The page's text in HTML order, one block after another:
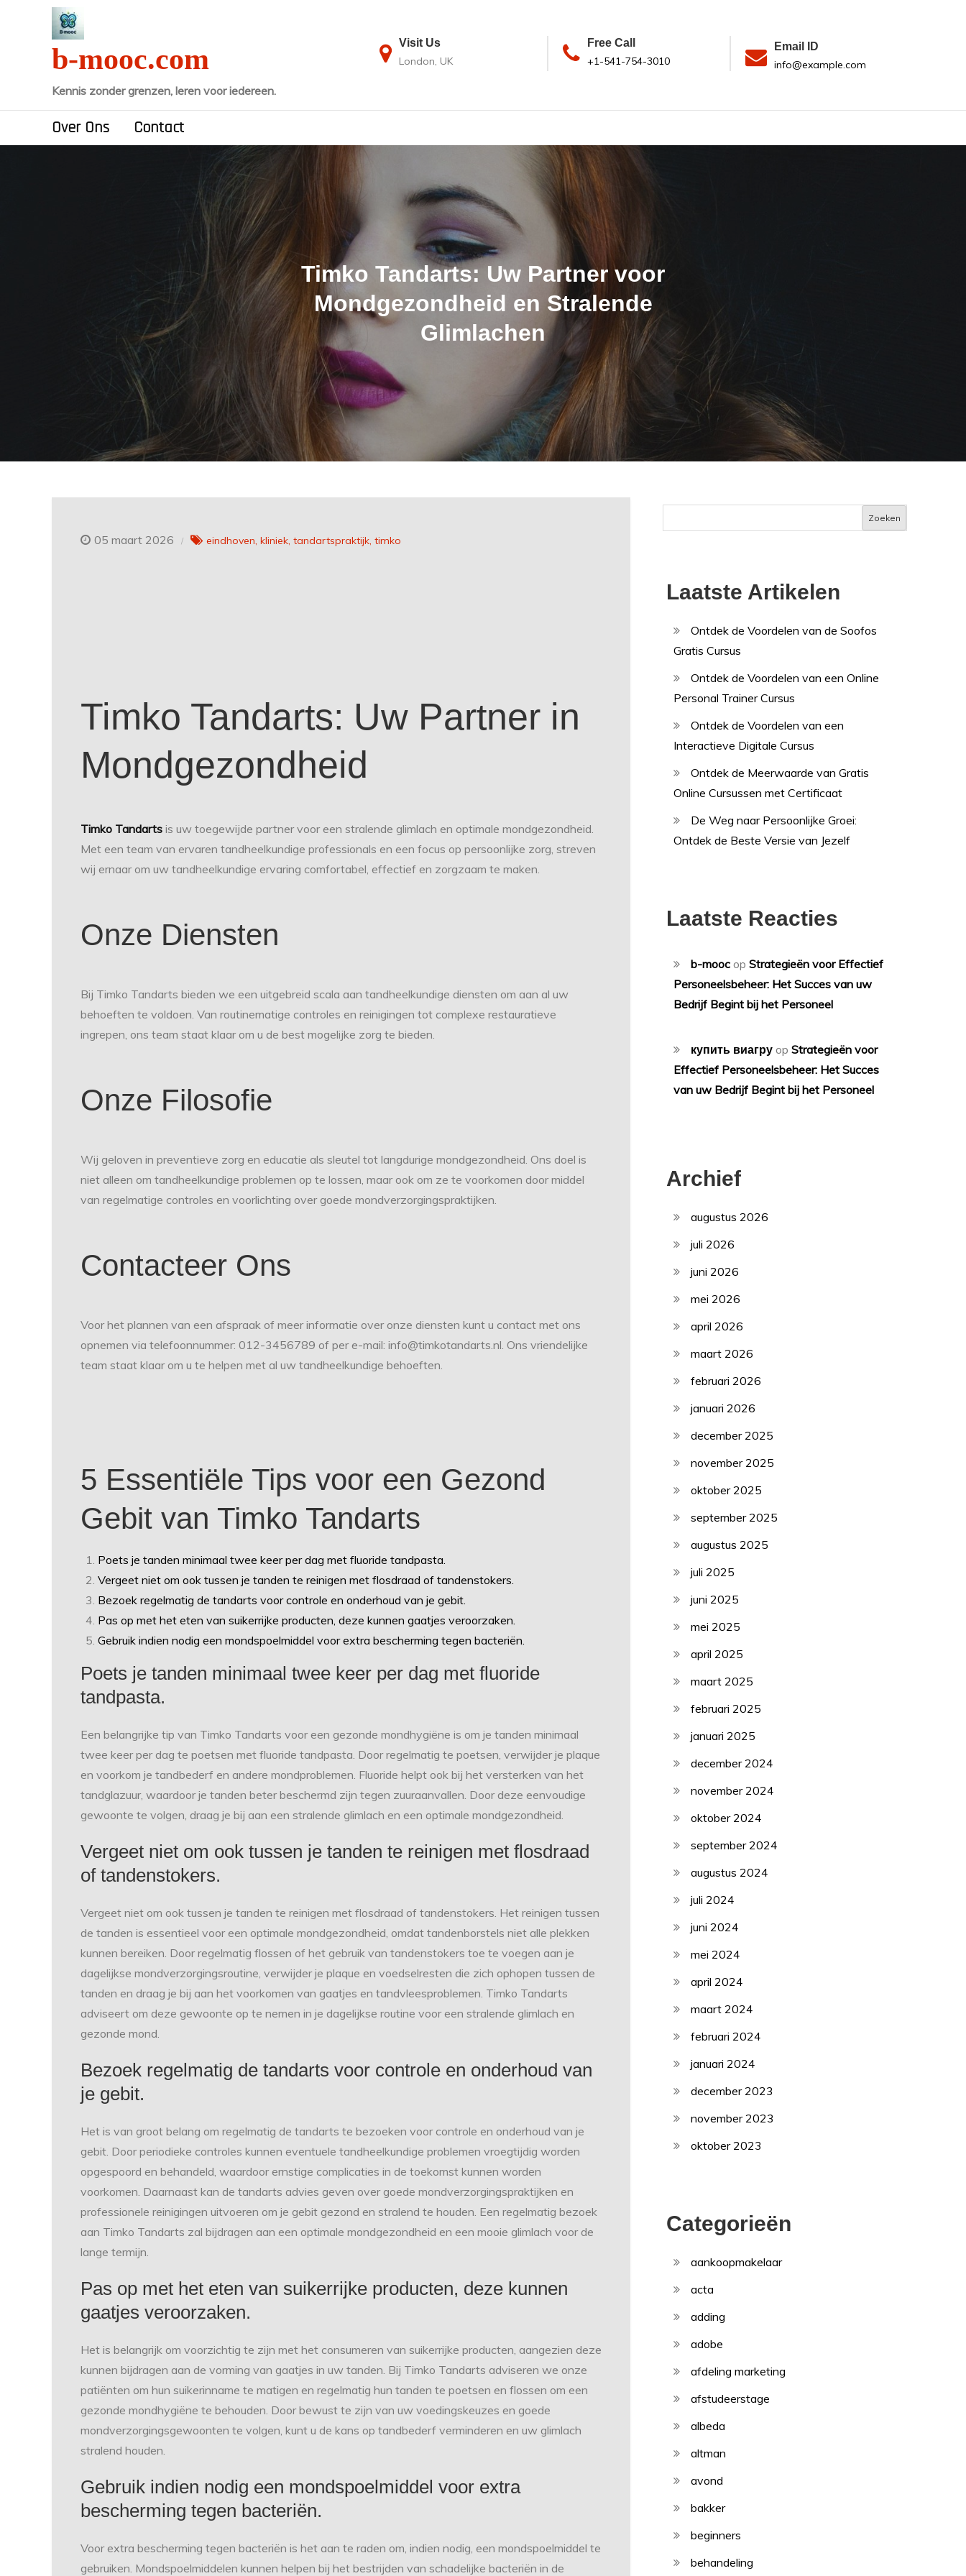
b-mooc.com
Kennis zonder grenzen, leren voor iedereen.
Visit Us
London, UK
Free Call
+1-541-754-3010
Email ID
info@example.com
Over Ons Contact
Timko Tandarts: Uw Partner voor
Mondgezondheid en Stralende
Glimlachen
05 maart 2026 eindhoven kliniek tandartspraktijk timko
Timko Tandarts: Uw Partner in
Mondgezondheid
Timko Tandarts is uw toegewijde partner voor een stralende glimlach en optimale mondgezondheid.
Met een team van ervaren tandheelkundige professionals en een focus op persoonlijke zorg, streven
wij ernaar om uw tandheelkundige ervaring comfortabel, effectief en zorgzaam te maken.
Onze Diensten
Bij Timko Tandarts bieden we een uitgebreid scala aan tandheelkundige diensten om aan al uw
behoeften te voldoen. Van routinematige controles en reinigingen tot complexe restauratieve
ingrepen, ons team staat klaar om u de best mogelijke zorg te bieden.
Onze Filosofie
Wij geloven in preventieve zorg en educatie als sleutel tot langdurige mondgezondheid. Ons doel is
niet alleen om tandheelkundige problemen op te lossen, maar ook om ze te voorkomen door middel
van regelmatige controles en voorlichting over goede mondverzorgingspraktijken.
Contacteer Ons
Voor het plannen van een afspraak of meer informatie over onze diensten kunt u contact met ons
opnemen via telefoonnummer: 012-3456789 of per e-mail: info@timkotandarts.nl. Ons vriendelijke
team staat klaar om u te helpen met al uw tandheelkundige behoeften.
5 Essentiële Tips voor een Gezond
Gebit van Timko Tandarts
Poets je tanden minimaal twee keer per dag met fluoride tandpasta.
Vergeet niet om ook tussen je tanden te reinigen met flosdraad of tandenstokers.
Bezoek regelmatig de tandarts voor controle en onderhoud van je gebit.
Pas op met het eten van suikerrijke producten, deze kunnen gaatjes veroorzaken.
Gebruik indien nodig een mondspoelmiddel voor extra bescherming tegen bacteriën.
Poets je tanden minimaal twee keer per dag met fluoride
tandpasta.
Een belangrijke tip van Timko Tandarts voor een gezonde mondhygiëne is om je tanden minimaal
twee keer per dag te poetsen met fluoride tandpasta. Door regelmatig te poetsen, verwijder je plaque
en voorkom je tandbederf en andere mondproblemen. Fluoride helpt ook bij het versterken van het
tandglazuur, waardoor je tanden beter beschermd zijn tegen zuuraanvallen. Door deze eenvoudige
gewoonte te volgen, draag je bij aan een stralende glimlach en een optimale mondgezondheid.
Vergeet niet om ook tussen je tanden te reinigen met flosdraad
of tandenstokers.
Vergeet niet om ook tussen je tanden te reinigen met flosdraad of tandenstokers. Het reinigen tussen
de tanden is essentieel voor een optimale mondgezondheid, omdat tandenborstels niet alle plekken
kunnen bereiken. Door regelmatig flossen of het gebruik van tandenstokers toe te voegen aan je
dagelijkse mondverzorgingsroutine, verwijder je plaque en voedselresten die zich ophopen tussen de
tanden en draag je bij aan het voorkomen van gaatjes en tandvleesproblemen. Timko Tandarts
adviseert om deze gewoonte op te nemen in je dagelijkse routine voor een stralende glimlach en
gezonde mond.
Bezoek regelmatig de tandarts voor controle en onderhoud van
je gebit.
Het is van groot belang om regelmatig de tandarts te bezoeken voor controle en onderhoud van je
gebit. Door periodieke controles kunnen eventuele tandheelkundige problemen vroegtijdig worden
opgespoord en behandeld, waardoor ernstige complicaties in de toekomst kunnen worden
voorkomen. Daarnaast kan de tandarts advies geven over goede mondverzorgingspraktijken en
professionele reinigingen uitvoeren om je gebit gezond en stralend te houden. Een regelmatig bezoek
aan Timko Tandarts zal bijdragen aan een optimale mondgezondheid en een mooie glimlach voor de
lange termijn.
Pas op met het eten van suikerrijke producten, deze kunnen
gaatjes veroorzaken.
Het is belangrijk om voorzichtig te zijn met het consumeren van suikerrijke producten, aangezien deze
kunnen bijdragen aan de vorming van gaatjes in uw tanden. Bij Timko Tandarts adviseren we onze
patiënten om hun suikerinname te matigen en regelmatig hun tanden te poetsen en flossen om een
gezonde mondhygiëne te behouden. Door bewust te zijn van uw voedingskeuzes en goede
mondverzorgingsgewoonten te volgen, kunt u de kans op tandbederf verminderen en uw glimlach
stralend houden.
Gebruik indien nodig een mondspoelmiddel voor extra
bescherming tegen bacteriën.
Voor extra bescherming tegen bacteriën is het aan te raden om, indien nodig, een mondspoelmiddel te
gebruiken. Mondspoelmiddelen kunnen helpen bij het bestrijden van schadelijke bacteriën in de
Zoeken
Laatste Artikelen
Ontdek de Voordelen van de Soofos
Gratis Cursus
Ontdek de Voordelen van een Online
Personal Trainer Cursus
Ontdek de Voordelen van een
Interactieve Digitale Cursus
Ontdek de Meerwaarde van Gratis
Online Cursussen met Certificaat
De Weg naar Persoonlijke Groei:
Ontdek de Beste Versie van Jezelf
Laatste Reacties
b-mooc op Strategieën voor Effectief
Personeelsbeheer: Het Succes van uw
Bedrijf Begint bij het Personeel
купить виагру op Strategieën voor
Effectief Personeelsbeheer: Het Succes
van uw Bedrijf Begint bij het Personeel
Archief
augustus 2026
juli 2026
juni 2026
mei 2026
april 2026
maart 2026
februari 2026
januari 2026
december 2025
november 2025
oktober 2025
september 2025
augustus 2025
juli 2025
juni 2025
mei 2025
april 2025
maart 2025
februari 2025
januari 2025
december 2024
november 2024
oktober 2024
september 2024
augustus 2024
juli 2024
juni 2024
mei 2024
april 2024
maart 2024
februari 2024
januari 2024
december 2023
november 2023
oktober 2023
Categorieën
aankoopmakelaar
acta
adding
adobe
afdeling marketing
afstudeerstage
albeda
altman
avond
bakker
beginners
behandeling